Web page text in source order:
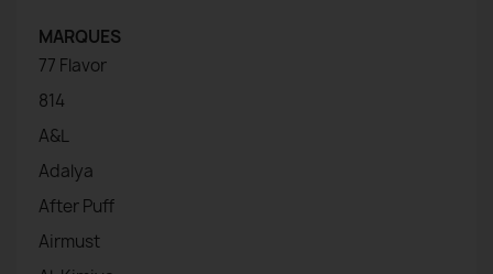
MARQUES
77 Flavor
814
A&L
Adalya
After Puff
Airmust